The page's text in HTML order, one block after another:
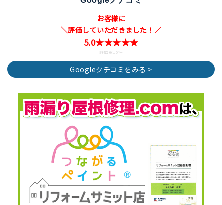
お客様に
＼評価していただきました！／
5.0★★★★★
評価数15件
Googleクチコミをみる >